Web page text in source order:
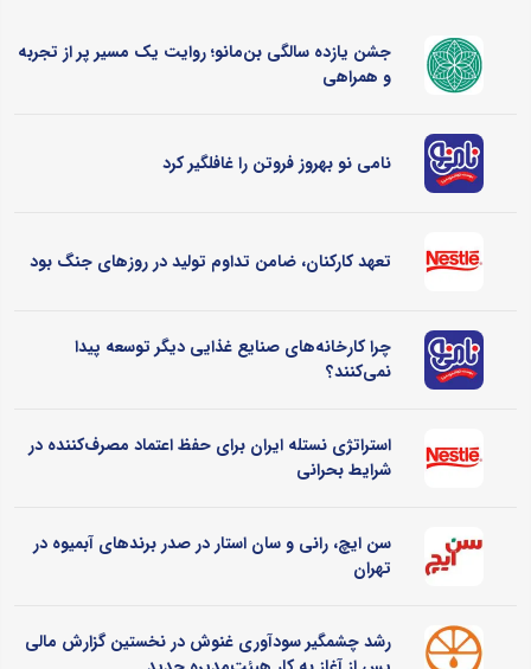
جشن یازده سالگی بن‌مانو؛ روایت یک مسیر پر از تجربه
و همراهی
نامی نو بهروز فروتن را غافلگیر کرد
تعهد کارکنان، ضامن تداوم تولید در روزهای جنگ بود
چرا کارخانه‌های صنایع غذایی دیگر توسعه پیدا
نمی‌کنند؟
استراتژی نستله ایران برای حفظ اعتماد مصرف‌کننده در
شرایط بحرانی
سن ایچ، رانی و سان استار در صدر برندهای آبمیوه در
تهران
رشد چشمگیر سودآوری غنوش در نخستین گزارش مالی